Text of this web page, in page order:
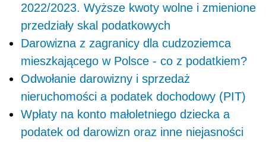
2022/2023. Wyższe kwoty wolne i zmienione
przedziały skal podatkowych
Darowizna z zagranicy dla cudzoziemca
mieszkającego w Polsce - co z podatkiem?
Odwołanie darowizny i sprzedaż
nieruchomości a podatek dochodowy (PIT)
Wpłaty na konto małoletniego dziecka a
podatek od darowizn oraz inne niejasności